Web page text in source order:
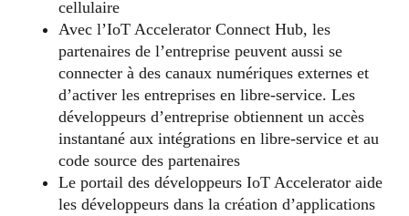
cellulaire
Avec l’IoT Accelerator Connect Hub, les
partenaires de l’entreprise peuvent aussi se
connecter à des canaux numériques externes et
d’activer les entreprises en libre-service. Les
développeurs d’entreprise obtiennent un accès
instantané aux intégrations en libre-service et au
code source des partenaires
Le portail des développeurs IoT Accelerator aide
les développeurs dans la création d’applications